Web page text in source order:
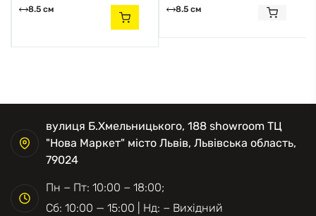
8.5 см 8.5 см
вулиця Б.Хмельницького, 188 showroom ТЦ
"Нова Маркет" місто Львів, Львівська область,
79024
Пн − Пт: 10:00 − 18:00;
Сб: 10:00 — 15:00 | Нд: − Вихідний